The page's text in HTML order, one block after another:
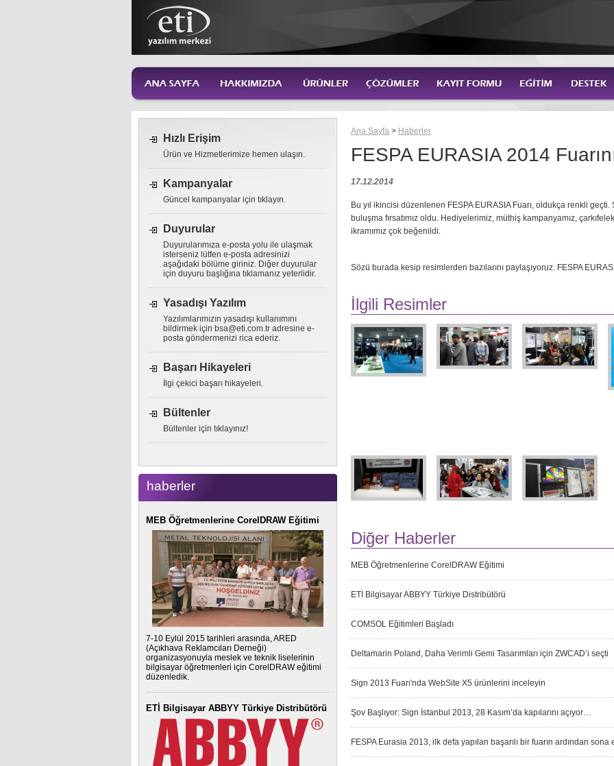
Ana Sayfa > Haberler
FESPA EURASIA 2014
17.12.2014
Bu yıl ikincisi düzenlenen FESPA EURASIA Fuarı, oldukça renkli geçti.
buluşma fırsatımız oldu. Hediyelerimiz, müthiş kampanyamız,
ikramımız çok beğenildi.
Sözü burada kesip resimlerden bazılarını paylaşıyoruz. FESPA
İlgili Resimler
Diğer Haberler
MEB Öğretmenlerine CorelDRAW Eğitimi
ETİ Bilgisayar ABBYY Türkiye Distribütörü
COMSOL Eğitimleri Başladı
Deltamarin Poland, Daha Verimli Gemi Tasarımları için ZWCAD’i seçti
Sign 2013 Fuarı'nda WebSite X5 ürünlerini inceleyin
Şov Başlıyor: Sign İstanbul 2013, 28 Kasım’da kapılarını açıyor…
FESPA Eurasia 2013, ilk defa yapılan başarılı bir fuarın ardından sona
Hızlı Erişim
Ürün ve Hizmetlerimize hemen ulaşın.
Kampanyalar
Güncel kampanyalar için tıklayın.
Duyurular
Duyurularımıza e-posta yolu ile ulaşmak
isterseniz lütfen e-posta adresinizi
aşağıdaki bölüme giriniz. Diğer duyurular
için duyuru başlığına tıklamanız yeterlidir.
Yasadışı Yazılım
Yazılımlarımızın yasadışı kullanımını
bildirmek için bsa@eti.com.tr adresine e-
posta göndermenizi rica ederiz.
Başarı Hikayeleri
İlgi çekici başarı hikayeleri.
Bültenler
Bültenler için tıklayınız!
haberler
MEB Öğretmenlerine CorelDRAW Eğitimi
7-10 Eylül 2015 tarihleri arasında, ARED
(Açıkhava Reklamcıları Derneği)
organizasyonuyla meslek ve teknik liselerinin
bilgisayar öğretmenleri için CorelDRAW eğitimi
düzenledik.
ETİ Bilgisayar ABBYY Türkiye Distribütörü